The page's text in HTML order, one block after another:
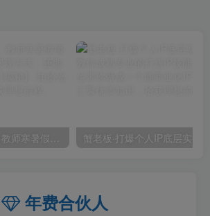
小红书冷门赛道，教师寒暑假项目，多种连环套的变现方式，还能矩阵操作放大收益【揭秘】
年费合伙人